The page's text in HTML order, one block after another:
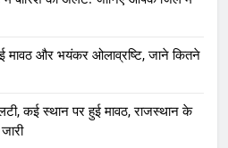
मावठ और भयंकर ओलाव्रष्टि, जाने कितने
कई स्थान पर हुई मावठ, राजस्थान के